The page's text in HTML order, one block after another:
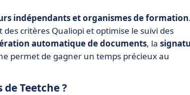
indépendants et organismes de formation
critères Qualiopi et optimise le suivi des
automatique de documents, la
permet de gagner un temps précieux au
Teetche ?